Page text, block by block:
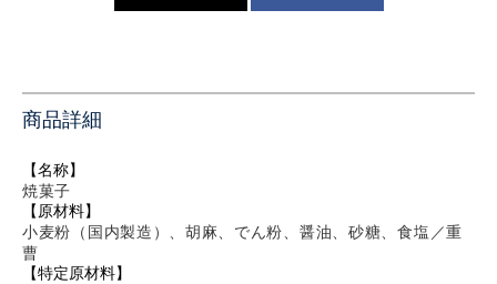
商品詳細
【名称】
焼菓子
【原材料】
小麦粉（国内製造）、胡麻、でん粉、醤油、砂糖、食塩／重
曹
【特定原材料】